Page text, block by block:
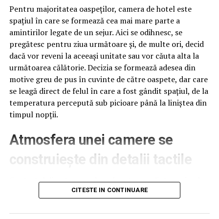
doar o utopie, iar motivul pentru care cei mai inteligenţi
tineri din România iau cu asalt statele străine este fix
pentru că nu-şi pot găsi locul pe o tablă de şah ocupată
de pile şi relaţii.
ARTICOLE PE ACEIASI TEMA: PRIMA
URMATORUL
Decizie importantă la nivel european privind proiectul
Nord Stream 2 după reacția dură a Rusiei! Schimbări
privind proiectul! / Comisarul de Prahova
NU RATATI
Modificări pentru vouchere de vacanţă în 2019! Motiv de
bucurie pentru mulți! Se așteaptă decizia oficială |
Pentru majoritatea oaspeților, camera de hotel este
spațiul în care se formează cea mai mare parte a
amintirilor legate de un sejur. Aici se odihnesc, se
pregătesc pentru ziua următoare și, de multe ori, decid
dacă vor reveni la aceeași unitate sau vor căuta alta la
următoarea călătorie. Decizia se formează adesea din
motive greu de pus în cuvinte de către oaspete, dar care
se leagă direct de felul în care a fost gândit spațiul, de la
temperatura percepută sub picioare până la liniștea din
timpul nopții.
Atmosfera unei camere se
construiește din detalii tactile
Contactul direct cu pardoseala este una dintre primele
senzații fizice pe care le are un oaspete atunci când
pe drum, seara târziu. Textura și moliciunea potrivite,
CITESTE IN CONTINUARE